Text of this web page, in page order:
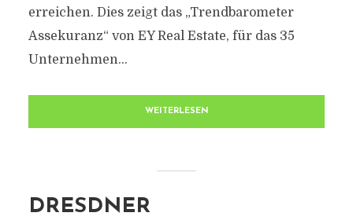
erreichen. Dies zeigt das „Trendbarometer
Assekuranz“ von EY Real Estate, für das 35
Unternehmen...
WEITERLESEN
DRESDNER